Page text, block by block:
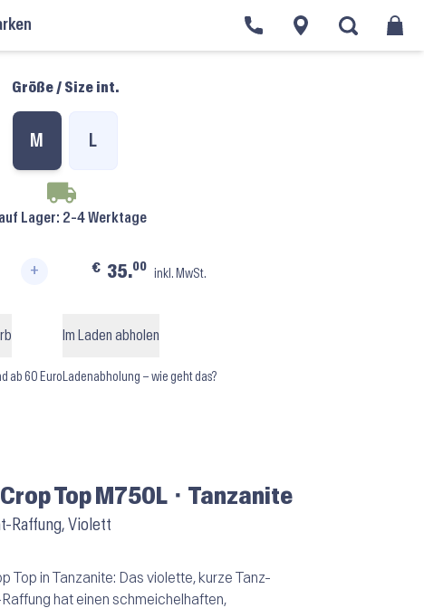
Bloch Ladies Majesty Crop Top M750L ⬝ Tanzanite
Top M750L ⬝ Tanzanite
Raffung, Violett
Größe / Size int.
M L
Lager: 2-4 Werktage
Majesty Crop Top M750L ⬝ Tanzanite Menge
+ € 35.00
inkl. MwSt.
ab 60 Euro
Im Laden abholen
Ladenabholung – wie geht das?
Top in Tanzanite: Das violette, kurze Tanz-
hat einen schmeichelhaften,